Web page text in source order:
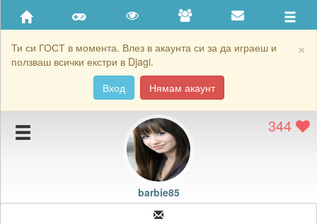
×
Ти си ГОСТ в момента. Влез в акаунта си за да играеш и
ползваш всички екстри в Djagi.
Вход
Нямам акаунт
Приятели
Хронология на игри
Подаръците на barbie85
Картичките на barbie85
344
barbie85